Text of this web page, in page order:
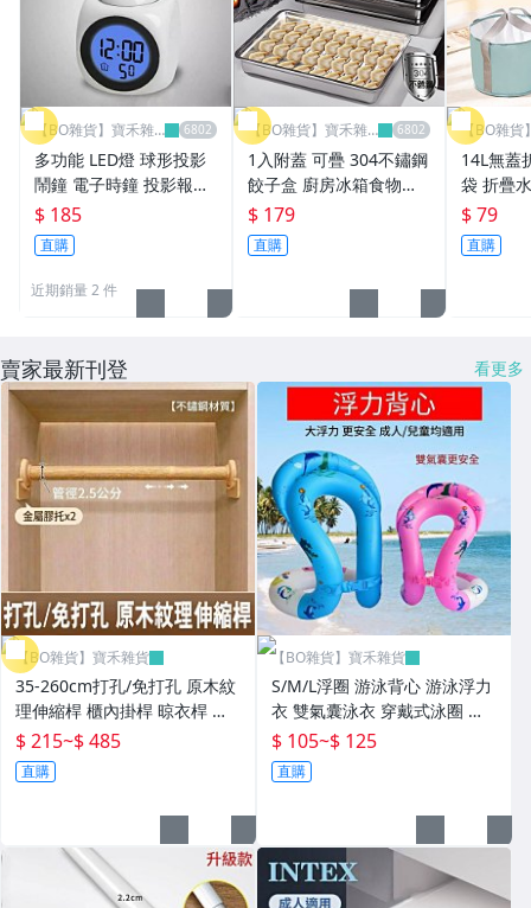
【BO雜貨】寶禾雜
貨
多功能 LED燈 球形投影
鬧鐘 電子時鐘 投影報時
鐘 英文語音報時鐘 投影
時間 貪睡鬧鐘【SV6127
6】BO雜貨
$ 185
直購
近期銷量 2 件
【BO雜貨】寶禾雜
貨
1入附蓋 可疊 304不鏽鋼
餃子盒 廚房冰箱食物保
鮮盒 冰箱 冷凍專用 餛飩
水餃收納盒 密封盒【SV6
1272】BO雜貨
$ 179
直購
【BO雜貨
貨
14L無蓋
袋 折疊
桶 釣魚
五層加
4】BO
$ 79
直購
賣家最新刊登 看更多
【BO雜貨】寶禾雜貨
35-260cm打孔/免打孔 原木紋
理伸縮桿 櫃內掛桿 晾衣桿 衣
櫃內撐桿 簡易組裝【YV6137
7】BO雜貨
$ 215~$ 485
直購
【BO雜貨】寶禾雜貨
S/M/L浮圈 游泳背心 游泳浮力
衣 雙氣囊泳衣 穿戴式泳圈 游
泳學習衣 游泳用具 戲水玩具
【SV61376】BO雜貨
$ 105~$ 125
直購